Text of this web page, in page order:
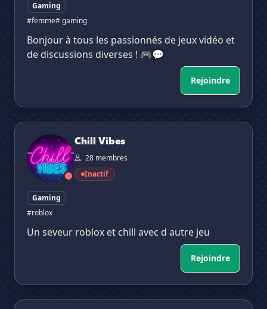
Gaming
#femme# gaming
Bonjour à tous les passionnés de jeux vidéo et
de discussions diverses ! 🎮💬
Rejoindre
Chill Vibes
Chill Vibes
28 membres
Inactif
Gaming
#roblox
Un seveur roblox et chill avec d autre jeu
Rejoindre